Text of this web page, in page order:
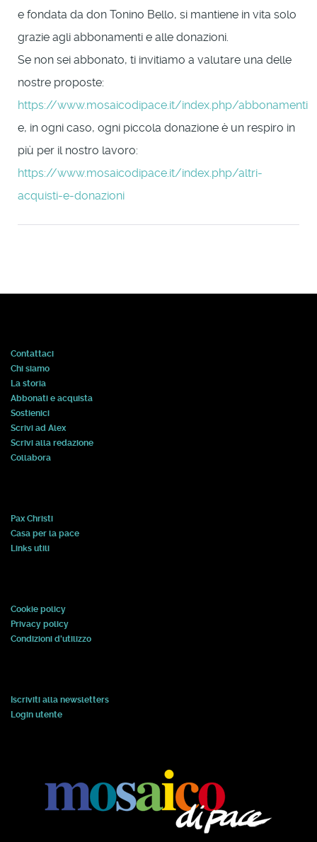
e fondata da don Tonino Bello, si mantiene in vita solo
grazie agli abbonamenti e alle donazioni.
Se non sei abbonato, ti invitiamo a valutare una delle
nostre proposte:
https://www.mosaicodipace.it/index.php/abbonamenti
e, in ogni caso, ogni piccola donazione è un respiro in
più per il nostro lavoro:
https://www.mosaicodipace.it/index.php/altri-
acquisti-e-donazioni
Contattaci
Chi siamo
La storia
Abbonati e acquista
Sostienici
Scrivi ad Alex
Scrivi alla redazione
Collabora
Pax Christi
Casa per la pace
Links utili
Cookie policy
Privacy policy
Condizioni d'utilizzo
Iscriviti alla newsletters
Login utente